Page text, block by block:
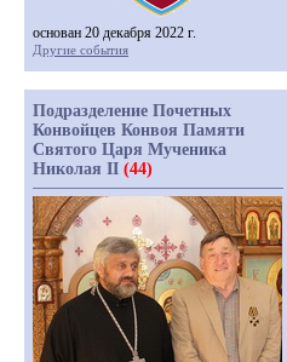
основан 20 декабря 2022 г.
Другие события
Подразделение Почетных
Конвойцев Конвоя Памяти
Святого Царя Мученика
Николая II (44)